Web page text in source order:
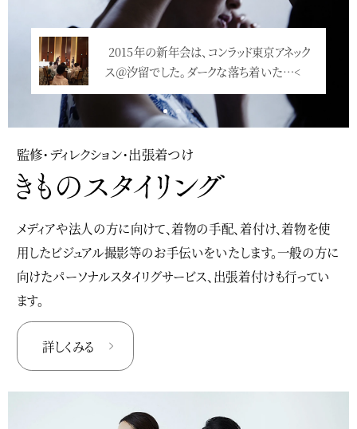
監修・ディレクション・出張着つけ
メディアや法人の方に向けて、着物の手配、着付け、着物を使
用したビジュアル撮影等のお手伝いをいたします。一般の方に
向けたパーソナルスタイリグサービス、出張着付けも行ってい
ます。
詳しくみる
2015年の新年会は、コンラッド東京アネック
ス＠汐留でした。ダークな落ち着いた…<
今年も華やかに新年会が行われました。皆さ
ん、ドレスアップして、とっても素敵です…<